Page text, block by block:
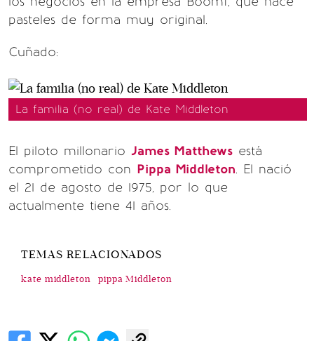
pasteles de forma muy original.
Cuñado:
La familia (no real) de Kate Middleton
El piloto millonario James Matthews está
comprometido con Pippa Middleton. El nació
el 21 de agosto de 1975, por lo que
actualmente tiene 41 años.
TEMAS RELACIONADOS
kate middleton pippa Middleton